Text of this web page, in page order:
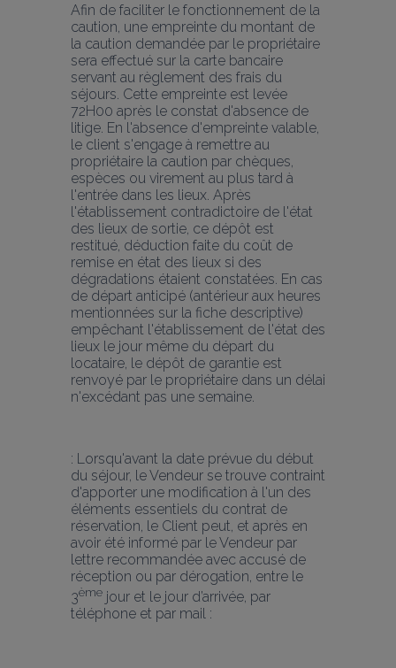
Afin de faciliter le fonctionnement de la
caution, une empreinte du montant de
la caution demandée par le propriétaire
sera effectué sur la carte bancaire
servant au règlement des frais du
séjours. Cette empreinte est levée
72H00 après le constat d'absence de
litige. En l'absence d'empreinte valable,
le client s'engage à remettre au
propriétaire la caution par chèques,
espèces ou virement au plus tard à
l'entrée dans les lieux. Après
l'établissement contradictoire de l'état
des lieux de sortie, ce dépôt est
restitué, déduction faite du coût de
remise en état des lieux si des
dégradations étaient constatées. En cas
de départ anticipé (antérieur aux heures
mentionnées sur la fiche descriptive)
empêchant l'établissement de l'état des
lieux le jour même du départ du
locataire, le dépôt de garantie est
renvoyé par le propriétaire dans un délai
n'excédant pas une semaine.
: Lorsqu'avant la date prévue du début
du séjour, le Vendeur se trouve contraint
d'apporter une modification à l'un des
éléments essentiels du contrat de
réservation, le Client peut, et après en
avoir été informé par le Vendeur par
lettre recommandée avec accusé de
réception ou par dérogation, entre le
3ème jour et le jour d’arrivée, par
téléphone et par mail :